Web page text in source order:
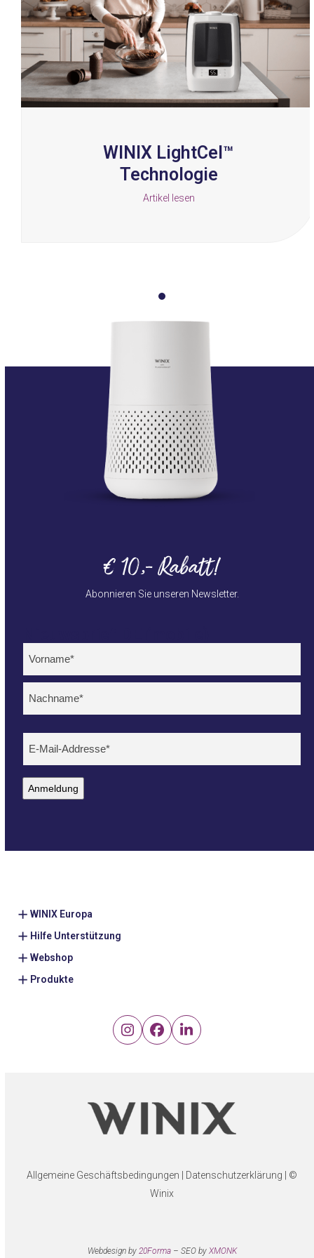
arrow
keys
access
the
carousel
WINIX LightCel™
Technologie
Artikel lesen
€ 10,- Rabatt!
Abonnieren Sie unseren Newsletter.
Name (erforderlich)
E-
mailadres(erforderlich)
Anmeldung
WINIX Europa
Hilfe Unterstützung
Webshop
Produkte
Instagram
FacebookLinkedIn
Allgemeine Geschäftsbedingungen Datenschutzerklärung | ©
Winix
Webdesign by 20Forma– SEO by XMONK